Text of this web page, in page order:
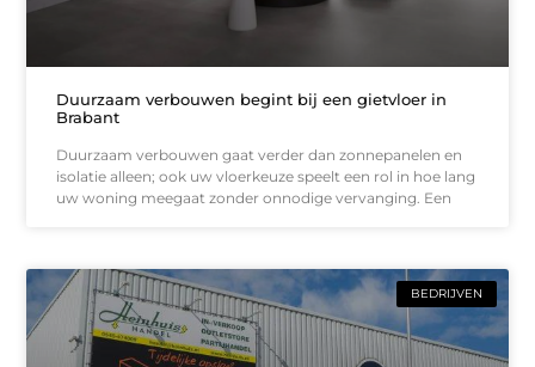
Duurzaam verbouwen begint bij een gietvloer in
Brabant
Duurzaam verbouwen gaat verder dan zonnepanelen en
isolatie alleen; ook uw vloerkeuze speelt een rol in hoe lang
uw woning meegaat zonder onnodige vervanging. Een
BEDRIJVEN